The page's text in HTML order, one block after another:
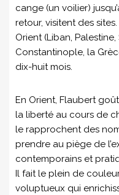
cange (un voilier)
retour, visitent des
Orient (Liban,
Constantinople, la
dix-huit mois.
En Orient, Flaubert
la liberté au cours de
le rapprochent des
prendre au piège de
contemporains et
Il fait le plein de
voluptueux qui